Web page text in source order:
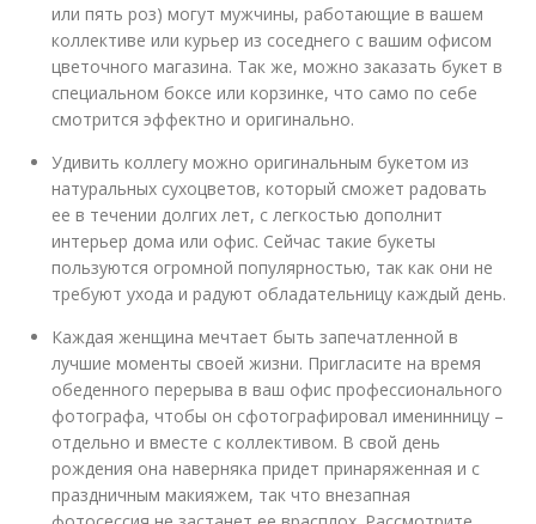
или пять роз) могут мужчины, работающие в вашем
коллективе или курьер из соседнего с вашим офисом
цветочного магазина. Так же, можно заказать букет в
специальном боксе или корзинке, что само по себе
смотрится эффектно и оригинально.
Удивить коллегу можно оригинальным букетом из
натуральных сухоцветов, который сможет радовать
ее в течении долгих лет, с легкостью дополнит
интерьер дома или офис. Сейчас такие букеты
пользуются огромной популярностью, так как они не
требуют ухода и радуют обладательницу каждый день.
Каждая женщина мечтает быть запечатленной в
лучшие моменты своей жизни. Пригласите на время
обеденного перерыва в ваш офис профессионального
фотографа, чтобы он сфотографировал именинницу –
отдельно и вместе с коллективом. В свой день
рождения она наверняка придет принаряженная и с
праздничным макияжем, так что внезапная